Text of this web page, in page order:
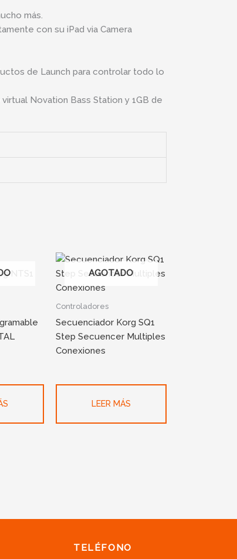
más.
con su iPad via Camera
de Launch para controlar todo lo
Novation Bass Station y 1GB de
AGOTADO
Controladores
Secuenciador Korg SQ1
Step Secuencer Multiples
Conexiones
LEER MÁS
TELÉFONO